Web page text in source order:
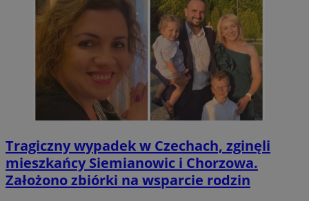
Tragiczny wypadek w Czechach, zginęli
mieszkańcy Siemianowic i Chorzowa.
Założono zbiórki na wsparcie rodzin